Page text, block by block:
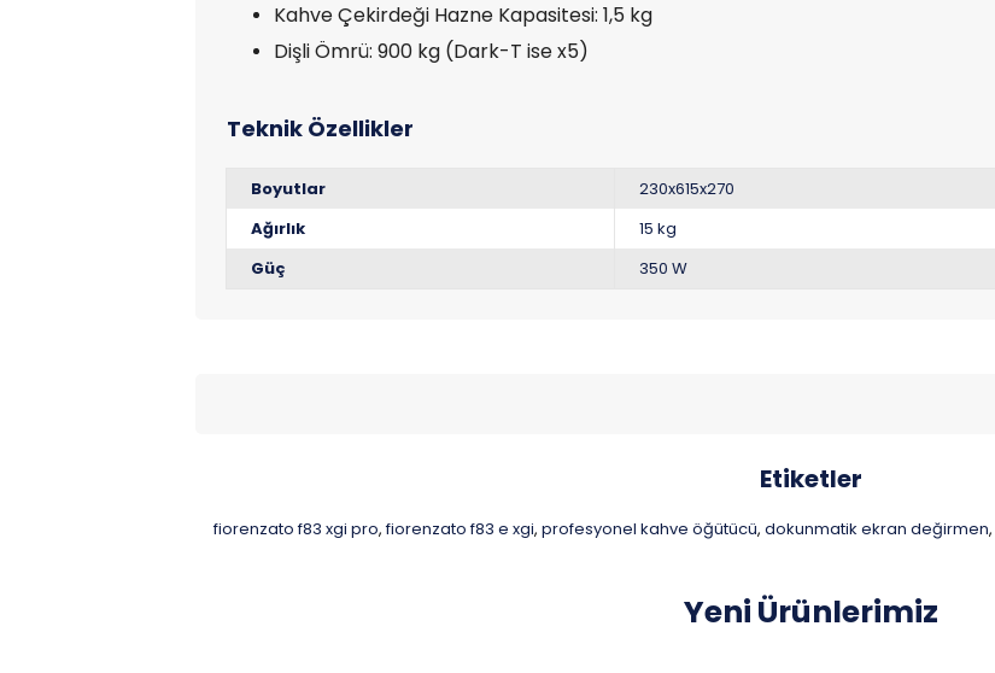
Kahve Çekirdeği Hazne Kapasitesi: 1,5 kg
Dişli Ömrü: 900 kg (Dark-T ise x5)
Boyutlar
230x615x270
Ağırlık
15 kg
Güç
350 W
Etiketler
fiorenzato f83 xgi pro, fiorenzato f83 e xgi, profesyonel kahve öğütücü, dokunmatik ekran değirmen,
Yeni Ürünlerimiz